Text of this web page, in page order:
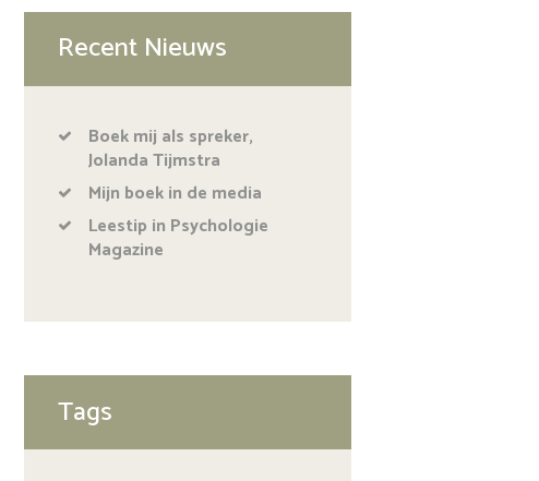
Recent Nieuws
Boek mij als spreker,
Jolanda Tijmstra
Mijn boek in de media
Leestip in Psychologie
Magazine
Tags